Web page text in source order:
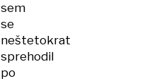
sem
se
neštetokrat
sprehodil
po